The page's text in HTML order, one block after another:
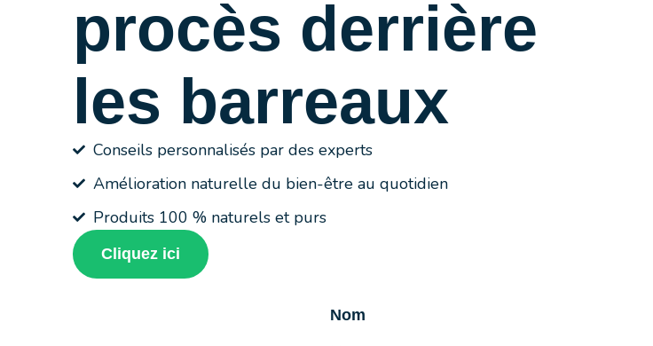
procès derrière
les barreaux
Conseils personnalisés par des experts
Amélioration naturelle du bien-être au quotidien
Produits 100 % naturels et purs
Cliquez ici
Nom